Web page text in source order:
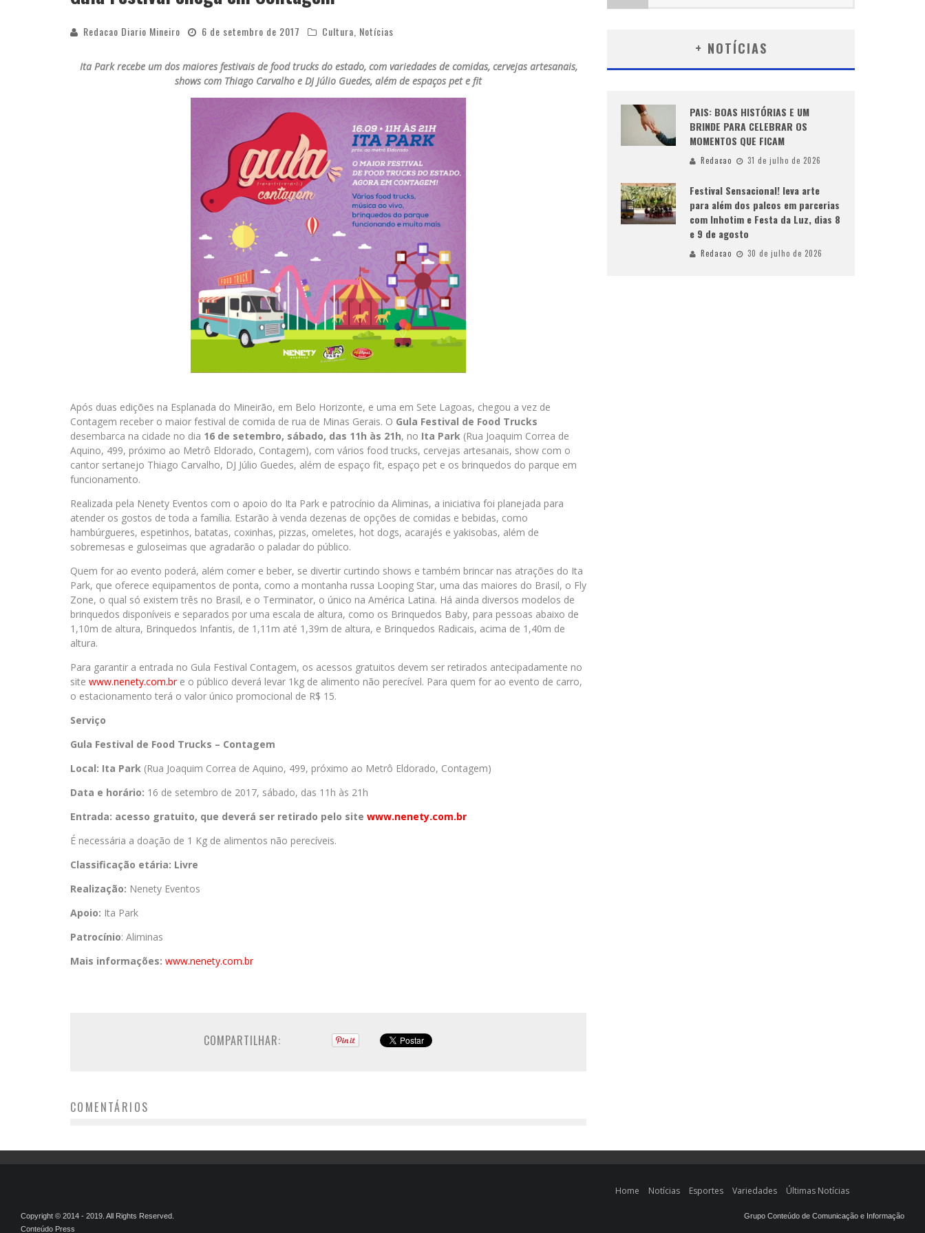
Redacao Diario Mineiro 6 de setembro de 2017 Cultura Notícias
Ita Park recebe um dos maiores festivais de food trucks do estado, com variedades de comidas, cervejas artesanais,
shows com Thiago Carvalho e DJ Júlio Guedes, além de espaços pet e fit
Após duas edições na Esplanada do Mineirão, em Belo Horizonte, e uma em Sete Lagoas, chegou a vez de
Contagem receber o maior festival de comida de rua de Minas Gerais. O Gula Festival de Food Trucks
desembarca na cidade no dia 16 de setembro, sábado, das 11h às 21h, no Ita Park (Rua Joaquim Correa de
Aquino, 499, próximo ao Metrô Eldorado, Contagem), com vários food trucks, cervejas artesanais, show com o
cantor sertanejo Thiago Carvalho, DJ Júlio Guedes, além de espaço fit, espaço pet e os brinquedos do parque em
funcionamento.
Realizada pela Nenety Eventos com o apoio do Ita Park e patrocínio da Aliminas, a iniciativa foi planejada para
atender os gostos de toda a família. Estarão à venda dezenas de opções de comidas e bebidas, como
hambúrgueres, espetinhos, batatas, coxinhas, pizzas, omeletes, hot dogs, acarajés e yakisobas, além de
sobremesas e guloseimas que agradarão o paladar do público.
Quem for ao evento poderá, além comer e beber, se divertir curtindo shows e também brincar nas atrações do Ita
Park, que oferece equipamentos de ponta, como a montanha russa Looping Star, uma das maiores do Brasil, o Fly
Zone, o qual só existem três no Brasil, e o Terminator, o único na América Latina. Há ainda diversos modelos de
brinquedos disponíveis e separados por uma escala de altura, como os Brinquedos Baby, para pessoas abaixo de
1,10m de altura, Brinquedos Infantis, de 1,11m até 1,39m de altura, e Brinquedos Radicais, acima de 1,40m de
altura.
Para garantir a entrada no Gula Festival Contagem, os acessos gratuitos devem ser retirados antecipadamente no
site www.nenety.com.bre o público deverá levar 1kg de alimento não perecível. Para quem for ao evento de carro,
o estacionamento terá o valor único promocional de R$ 15.
Serviço
Gula Festival de Food Trucks – Contagem
Local: Ita Park (Rua Joaquim Correa de Aquino, 499, próximo ao Metrô Eldorado, Contagem)
Data e horário: 16 de setembro de 2017, sábado, das 11h às 21h
Entrada: acesso gratuito, que deverá ser retirado pelo site www.nenety.com.br
É necessária a doação de 1 Kg de alimentos não perecíveis.
Classificação etária: Livre
Realização: Nenety Eventos
Apoio: Ita Park
Patrocínio: Aliminas
Mais informações: www.nenety.com.br
COMPARTILHAR:
COMENTÁRIOS
+ NOTÍCIAS
PAIS: BOAS HISTÓRIAS E UM
BRINDE PARA CELEBRAR OS
MOMENTOS QUE FICAM
Redacao 31 de julho de 2026
Festival Sensacional! leva arte
para além dos palcos em parcerias
com Inhotim e Festa da Luz, dias 8
e 9 de agosto
Redacao 30 de julho de 2026
Home Notícias Esportes Variedades Últimas Notícias
Copyright © 2014 - 2019. All Rights Reserved.
Conteúdo Press
Grupo Conteúdo de Comunicação e Informação